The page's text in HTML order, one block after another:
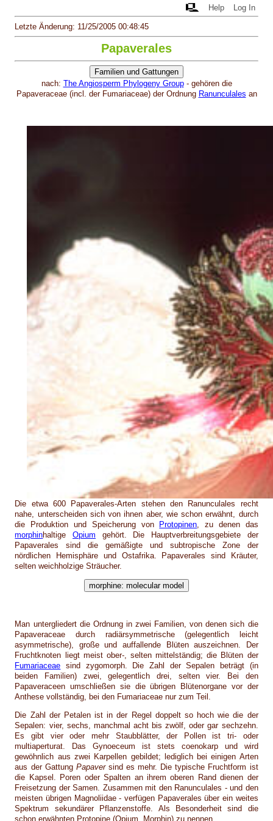
Help Log In
Letzte Änderung: 11/25/2005 00:48:45
Papaverales
nach: The Angiosperm Phylogeny Group- gehören die
Papaveraceae (incl. der Fumariaceae) der Ordnung Ranunculales an
Die etwa 600 Papaverales-Arten stehen den Ranunculales recht
nahe, unterscheiden sich von ihnen aber, wie schon erwähnt, durch
die Produktion und Speicherung von
Protopinen , zu denen das
morphinhaltigeOpium gehört. Die Hauptverbreitungsgebiete der
Papaverales sind die gemäßigte und subtropische Zone der
nördlichen Hemisphäre und Ostafrika. Papaverales sind Kräuter,
selten weichholzige Sträucher.
Man untergliedert die Ordnung in zwei Familien, von denen sich die
Papaveraceae durch radiärsymmetrische (gelegentlich leicht
asymmetrische), große und auffallende Blüten auszeichnen. Der
Fruchtknoten liegt meist ober-, selten mittelständig; die Blüten der
Fumariaceae sind zygomorph. Die Zahl der Sepalen beträgt (in
beiden Familien) zwei, gelegentlich drei, selten vier. Bei den
Papaveraceen umschließen sie die übrigen Blütenorgane vor der
Anthese vollständig, bei den Fumariaceae nur zum Teil.
Die Zahl der Petalen ist in der Regel doppelt so hoch wie die der
Sepalen: vier, sechs, manchmal acht bis zwölf, oder gar sechzehn.
Es gibt vier oder mehr Staubblätter, der Pollen ist tri- oder
multiaperturat. Das Gynoeceum ist stets coenokarp und wird
gewöhnlich aus zwei Karpellen gebildet; lediglich bei einigen Arten
aus der Gattung Papaversind es mehr. Die typische Fruchtform ist
die Kapsel. Poren oder Spalten an ihrem oberen Rand dienen der
Freisetzung der Samen. Zusammen mit den Ranunculales - und den
meisten übrigen Magnoliidae - verfügen Papaverales über ein weites
Spektrum sekundärer Pflanzenstoffe. Als Besonderheit sind die
schon erwähnten Protopine (Opium, Morphin) zu nennen.